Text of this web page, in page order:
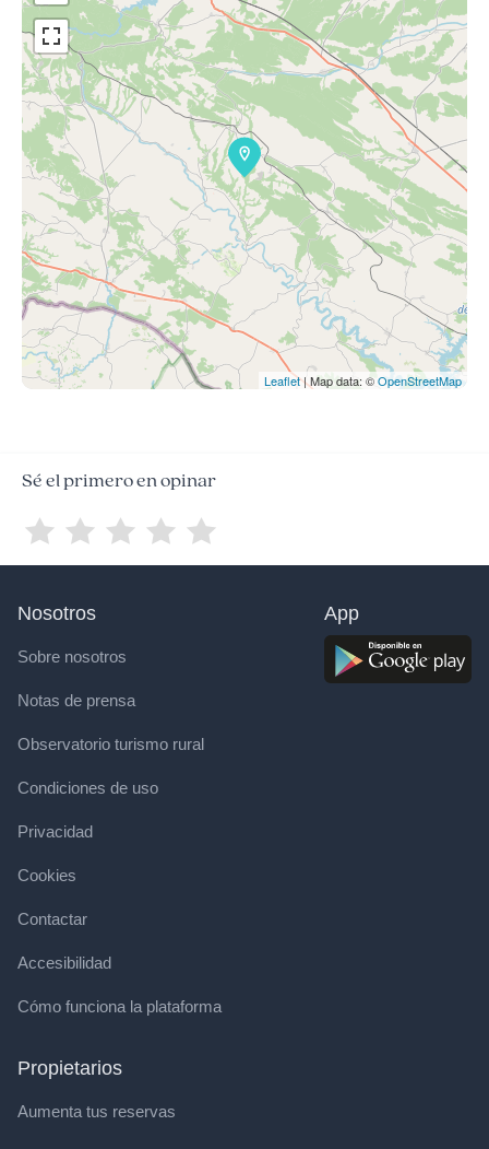
Leaflet| Map data: ©OpenStreetMap
Sé el primero en opinar
Nosotros
Sobre nosotros
Notas de prensa
Observatorio turismo rural
Condiciones de uso
Privacidad
Cookies
Contactar
Accesibilidad
Cómo funciona la plataforma
Propietarios
Aumenta tus reservas
App